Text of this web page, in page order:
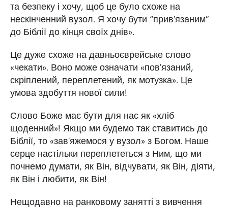
та безпеку і хочу, щоб це було схоже на
нескінченний вузол. Я хочу бути “прив'язаним”
до Біблії до кінця своїх днів».
Це дуже схоже на давньоєврейське слово
«чекати». Воно може означати «пов'язаний,
скріплений, переплетений, як мотузка». Це
умова здобуття нової сили!
Слово Боже має бути для нас як «хліб
щоденний»! Якщо ми будемо так ставитись до
Біблії, то «зав'яжемося у вузол» з Богом. Наше
серце настільки переплететься з Ним, що ми
почнемо думати, як Він, відчувати, як Він, діяти,
як Він і любити, як Він!
Нещодавно на ранковому занятті з вивчення